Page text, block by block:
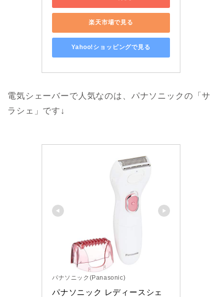
楽天市場で見る
Yahoo!ショッピングで見る
電気シェーバーで人気なのは、パナソニックの「サ
ラシェ」です↓
パナソニック(Panasonic)
パナソニック レディースシェ